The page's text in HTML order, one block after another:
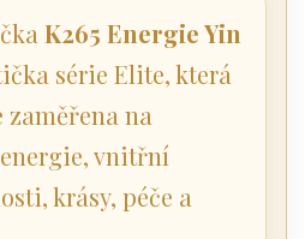
K265 Energie Yin
série Elite, která
zaměřena na
vnitřní
krásy, péče a